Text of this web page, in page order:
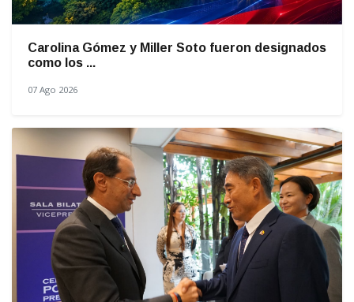
Carolina Gómez y Miller Soto fueron designados
como los ...
07 Ago 2026